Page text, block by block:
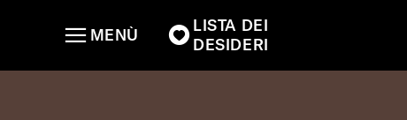
LISTA DEI
DESIDERI
MENÙ